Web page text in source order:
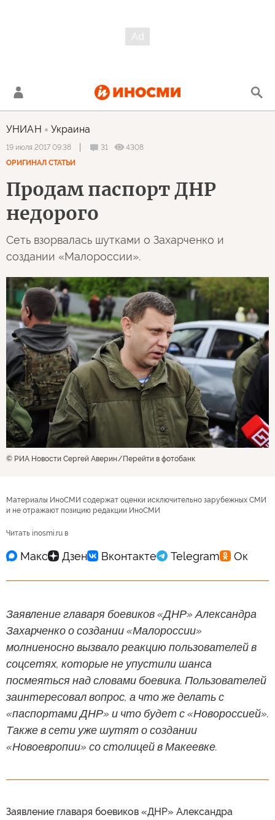
УНИАН Украина
19 июля 2017 09:38 31
4308
ОРИГИНАЛ СТАТЬИ
Продам паспорт ДНР
недорого
Сеть взорвалась шутками о Захарченко и
создании «Малороссии».
© РИА Новости Сергей Аверин Перейти в фотобанк
Материалы ИноСМИ содержат оценки исключительно зарубежных СМИ
и не отражают позицию редакции ИноСМИ
Читать inosmi.ru в
Заявление главаря боевиков «ДНР» Александра
Захарченко о создании «Малороссии»
молниеносно вызвало реакцию пользователей в
соцсетях, которые не упустили шанса
посмеяться над словами боевика. Пользователей
заинтересовал вопрос, а что же делать с
«паспортами ДНР» и что будет с «Новороссией».
​Также в сети уже шутят о создании
«Новоевропии» со столицей в Макеевке.
Заявление главаря боевиков «ДНР» Александра